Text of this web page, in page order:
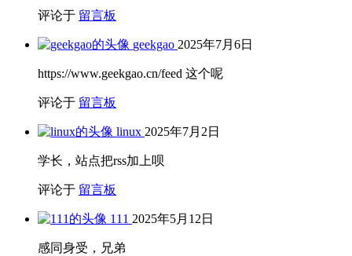
评论于 留言板
geekgao 2025年7月6日
https://www.geekgao.cn/feed 这个呢
评论于 留言板
linux 2025年7月2日
学长，站点把rss加上呗
评论于 留言板
111 2025年5月12日
感同身受，兄弟